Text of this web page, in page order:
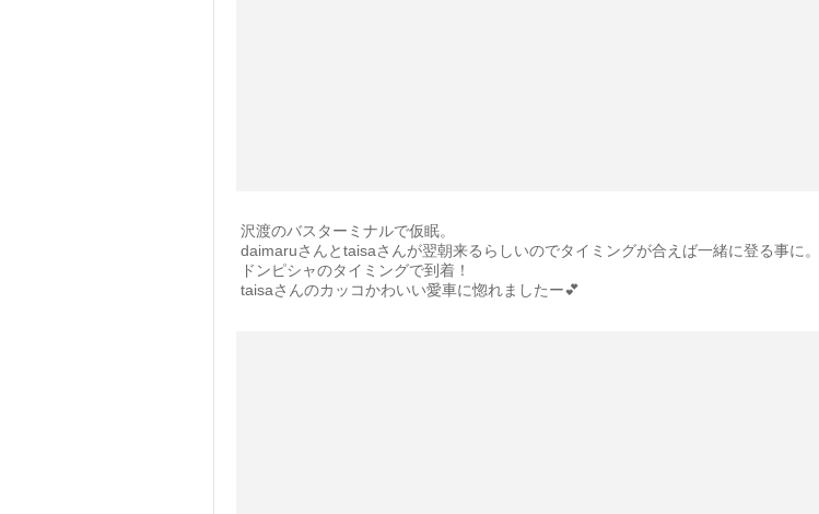
沢渡のバスターミナルで仮眠。
daimaruさんとtaisaさんが翌朝来るらしいのでタイミングが合えば一緒に登る事に。
ドンピシャのタイミングで到着！
taisaさんのカッコかわいい愛車に惚れましたー💕